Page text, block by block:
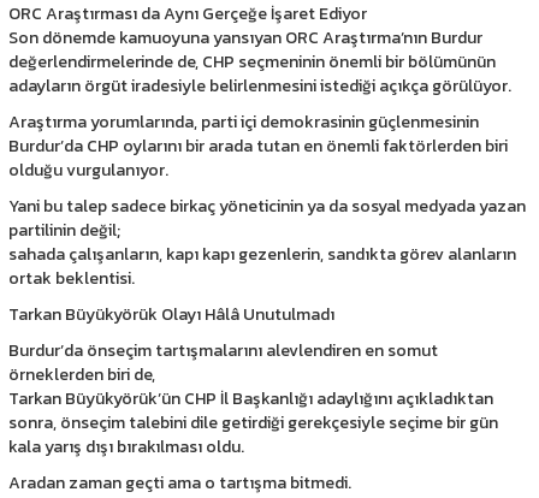
ORC Araştırması da Aynı Gerçeğe İşaret Ediyor
Son dönemde kamuoyuna yansıyan ORC Araştırma’nın Burdur
değerlendirmelerinde de, CHP seçmeninin önemli bir bölümünün
adayların örgüt iradesiyle belirlenmesini istediği açıkça görülüyor.
Araştırma yorumlarında, parti içi demokrasinin güçlenmesinin
Burdur’da CHP oylarını bir arada tutan en önemli faktörlerden biri
olduğu vurgulanıyor.
Yani bu talep sadece birkaç yöneticinin ya da sosyal medyada yazan
partilinin değil;
sahada çalışanların, kapı kapı gezenlerin, sandıkta görev alanların
ortak beklentisi.
Tarkan Büyükyörük Olayı Hâlâ Unutulmadı
Burdur’da önseçim tartışmalarını alevlendiren en somut
örneklerden biri de,
Tarkan Büyükyörük’ün CHP İl Başkanlığı adaylığını açıkladıktan
sonra, önseçim talebini dile getirdiği gerekçesiyle seçime bir gün
kala yarış dışı bırakılması oldu.
Aradan zaman geçti ama o tartışma bitmedi.